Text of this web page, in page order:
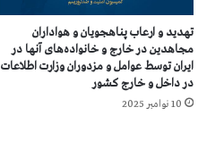
د
ر
۴
۵
تهدید و ارعاب پناهجویان و هواداران
مجاهدین در خارج و خانواده‌های آنها در
ایران توسط عوامل و مزدوران وزارت اطلاعات
در داخل و خارج کشور
10 نوامبر 2025